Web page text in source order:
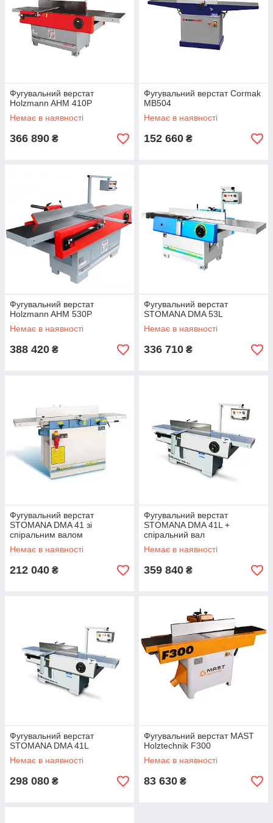
Фугувальний верстат
Holzmann AHM 410P
Немає в наявності
366 890 ₴
Фугувальний верстат Cormak
MB504
Немає в наявності
152 660 ₴
Фугувальний верстат
Holzmann AHM 530P
Немає в наявності
388 420 ₴
Фугувальний верстат
STOMANA DMA 53L
Немає в наявності
336 710 ₴
Фугувальний верстат
STOMANA DMA 41 зі
спіральним валом
Немає в наявності
212 040 ₴
Фугувальний верстат
STOMANA DMA 41L +
спіральний вал
Немає в наявності
359 840 ₴
Фугувальний верстат
STOMANA DMA 41L
Немає в наявності
298 080 ₴
Фугувальний верстат MAST
Holztechnik F300
Немає в наявності
83 630 ₴